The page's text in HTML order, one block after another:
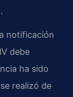
notificación
debe
ha sido
realizó de